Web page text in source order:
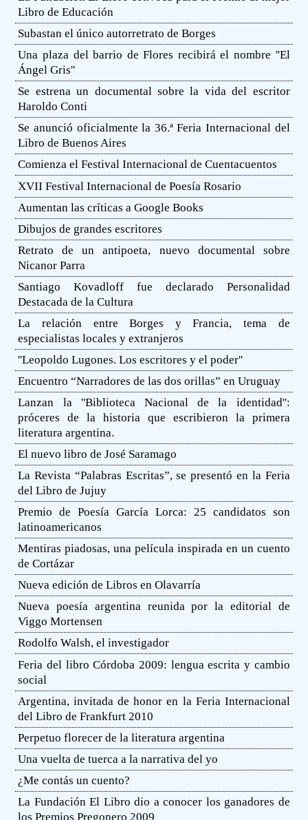
Libro de Educación
Subastan el único autorretrato de Borges
Una plaza del barrio de Flores recibirá el nombre ''El
Ángel Gris''
Se estrena un documental sobre la vida del escritor
Haroldo Conti
Se anunció oficialmente la 36.ª Feria Internacional del
Libro de Buenos Aires
Comienza el Festival Internacional de Cuentacuentos
XVII Festival Internacional de Poesía Rosario
Aumentan las críticas a Google Books
Dibujos de grandes escritores
Retrato de un antipoeta, nuevo documental sobre
Nicanor Parra
Santiago Kovadloff fue declarado Personalidad
Destacada de la Cultura
La relación entre Borges y Francia, tema de
especialistas locales y extranjeros
''Leopoldo Lugones. Los escritores y el poder''
Encuentro “Narradores de las dos orillas” en Uruguay
Lanzan la ''Biblioteca Nacional de la identidad'':
próceres de la historia que escribieron la primera
literatura argentina.
El nuevo libro de José Saramago
La Revista “Palabras Escritas”, se presentó en la Feria
del Libro de Jujuy
Premio de Poesía García Lorca: 25 candidatos son
latinoamericanos
Mentiras piadosas, una película inspirada en un cuento
de Cortázar
Nueva edición de Libros en Olavarría
Nueva poesía argentina reunida por la editorial de
Viggo Mortensen
Rodolfo Walsh, el investigador
Feria del libro Córdoba 2009: lengua escrita y cambio
social
Argentina, invitada de honor en la Feria Internacional
del Libro de Frankfurt 2010
Perpetuo florecer de la literatura argentina
Una vuelta de tuerca a la narrativa del yo
¿Me contás un cuento?
La Fundación El Libro dio a conocer los ganadores de
los Premios Pregonero 2009